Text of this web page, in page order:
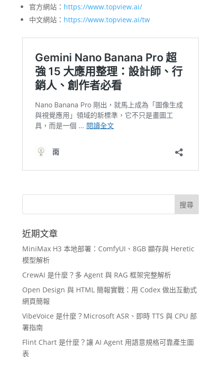
官方網站： https://www.topview.ai/
中文網站： https://www.topview.ai/tw
近期文章
MiniMax H3 本地部署：ComfyUI、8GB 顯存與 Heretic
模型解析
CrewAI 是什麼？多 Agent 與 RAG 框架完整解析
Open Design 與 HTML 簡報實戰：用 Codex 做出互動式
網頁簡報
VibeVoice 是什麼？Microsoft ASR、即時 TTS 與 CPU 部
署指南
Flint Chart 是什麼？讓 AI Agent 用語意規格可靠產生圖
表